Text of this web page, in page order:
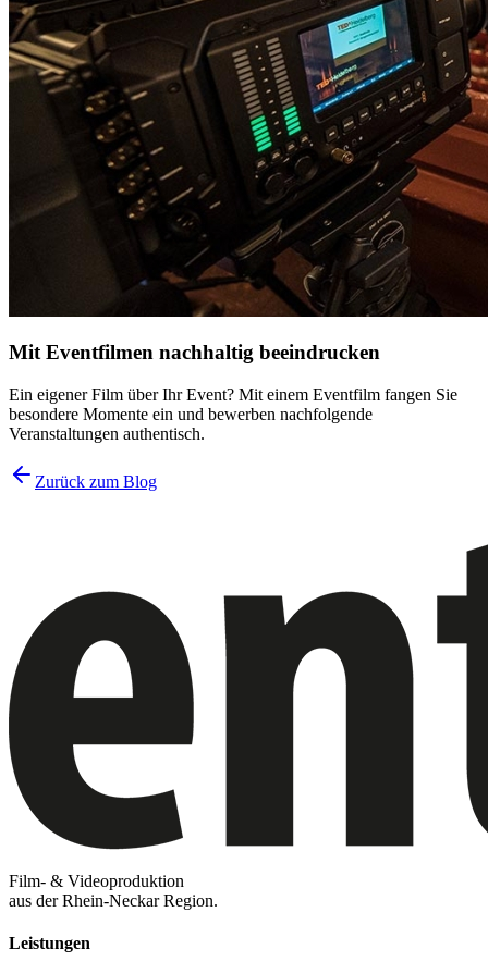
Mit Eventfilmen nachhaltig beeindrucken
Ein eigener Film über Ihr Event? Mit einem Eventfilm fangen Sie
besondere Momente ein und bewerben nachfolgende
Veranstaltungen authentisch.
Zurück zum Blog
Film- & Videoproduktion
aus der Rhein-Neckar Region.
Leistungen